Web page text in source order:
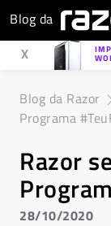
Blog da
X
Blog da Razor
Programa
Razor
28/10/2020